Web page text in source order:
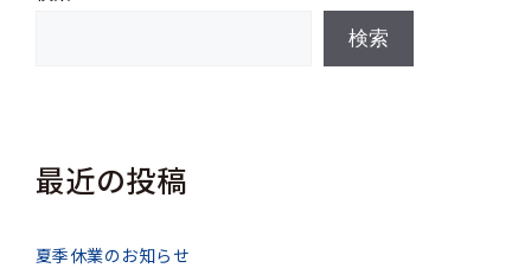
検索
最近の投稿
夏季休業のお知らせ